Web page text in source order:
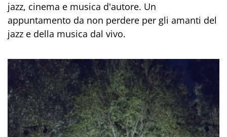
jazz, cinema e musica d'autore. Un
appuntamento da non perdere per gli amanti del
jazz e della musica dal vivo.